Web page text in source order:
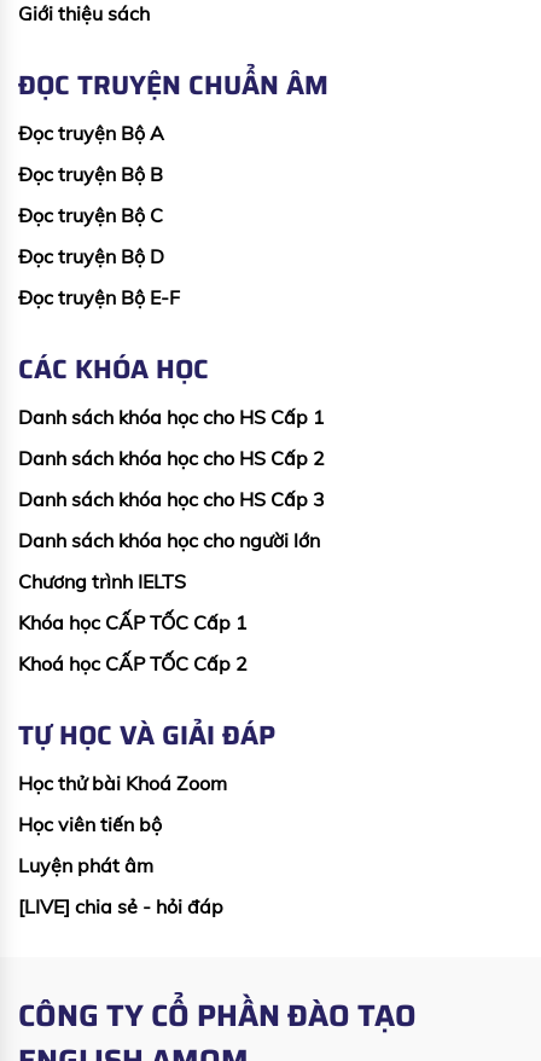
Giới thiệu sách
ĐỌC TRUYỆN CHUẨN ÂM
Đọc truyện Bộ A
Đọc truyện Bộ B
Đọc truyện Bộ C
Đọc truyện Bộ D
Đọc truyện Bộ E-F
CÁC KHÓA HỌC
Danh sách khóa học cho HS Cấp 1
Danh sách khóa học cho HS Cấp 2
Danh sách khóa học cho HS Cấp 3
Danh sách khóa học cho người lớn
Chương trình IELTS
Khóa học CẤP TỐC Cấp 1
Khoá học CẤP TỐC Cấp 2
TỰ HỌC VÀ GIẢI ĐÁP
Học thử bài Khoá Zoom
Học viên tiến bộ
Luyện phát âm
[LIVE] chia sẻ - hỏi đáp
CÔNG TY CỔ PHẦN ĐÀO TẠO